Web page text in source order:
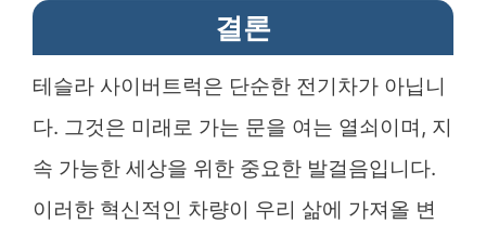
결론
테슬라 사이버트럭은 단순한 전기차가 아닙니
다. 그것은 미래로 가는 문을 여는 열쇠이며, 지
속 가능한 세상을 위한 중요한 발걸음입니다.
이러한 혁신적인 차량이 우리 삶에 가져올 변